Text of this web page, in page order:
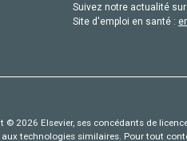
Suivez notre actualité
Site d'emploi en santé :
© 2026 Elsevier, ses concédants de
technologies similaires. Pour tout